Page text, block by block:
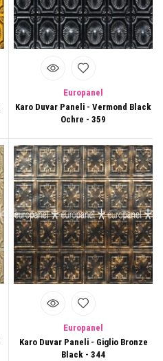
Europanel
Karo Duvar Paneli - Vermond Black
Ochre - 359
Europanel
Karo Duvar Paneli - Giglio Bronze
Black - 344